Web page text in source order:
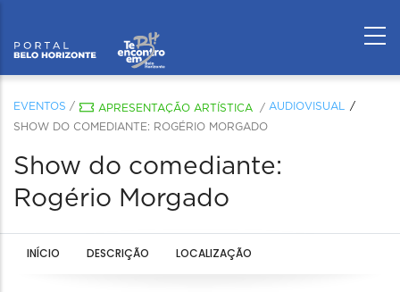
EVENTOS / APRESENTAÇÃO ARTÍSTICA / AUDIOVISUAL
SHOW DO COMEDIANTE: ROGÉRIO MORGADO
Show do comediante:
Rogério Morgado
INÍCIO DESCRIÇÃO LOCALIZAÇÃO